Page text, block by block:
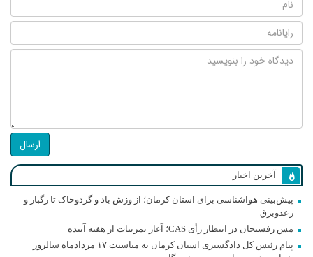
ارسال
آخرین اخبار
پیش‌بینی هواشناسی برای استان کرمان؛ از وزش باد و گردوخاک تا رگبار و
رعدوبرق
مس رفسنجان در انتظار رأی CAS؛ آغاز تمرینات از هفته آینده
پیام رئیس کل دادگستری استان کرمان به مناسبت ۱۷ مردادماه سالروز